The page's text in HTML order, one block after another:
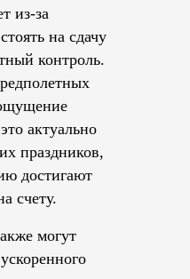
из-за
на сдачу
контроль.
актуально
праздников,
достигают
счету.
могут